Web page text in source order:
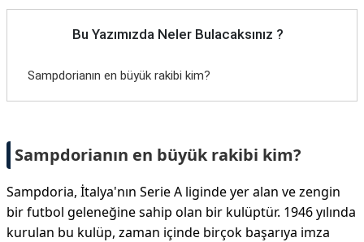
Bu Yazımızda Neler Bulacaksınız ?
Sampdorianın en büyük rakibi kim?
Sampdorianın en büyük rakibi kim?
Sampdoria, İtalya'nın Serie A liginde yer alan ve zengin
bir futbol geleneğine sahip olan bir kulüptür. 1946 yılında
kurulan bu kulüp, zaman içinde birçok başarıya imza